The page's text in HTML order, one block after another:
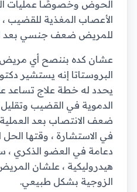
الحوض وخصوصًا عمليات
الأعصاب المغذية
للمريض ضعف جنسي بعد
عشان كده بننصح أي
البروستاتا إنه يستشير
يحدد له خطة علاج تساعد
الدموية في القضيب
ضعف الانتصاب بعد العملية
في الاستشارة ، وقتها
دعامة في العضو الذكري ،
هيدروليكية ، علشان
الزوجية بشكل طبيعي.